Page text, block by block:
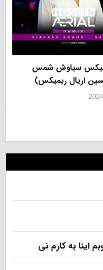
سیاوش شمس
اریال ریمیکس)
اینا به کارم نی